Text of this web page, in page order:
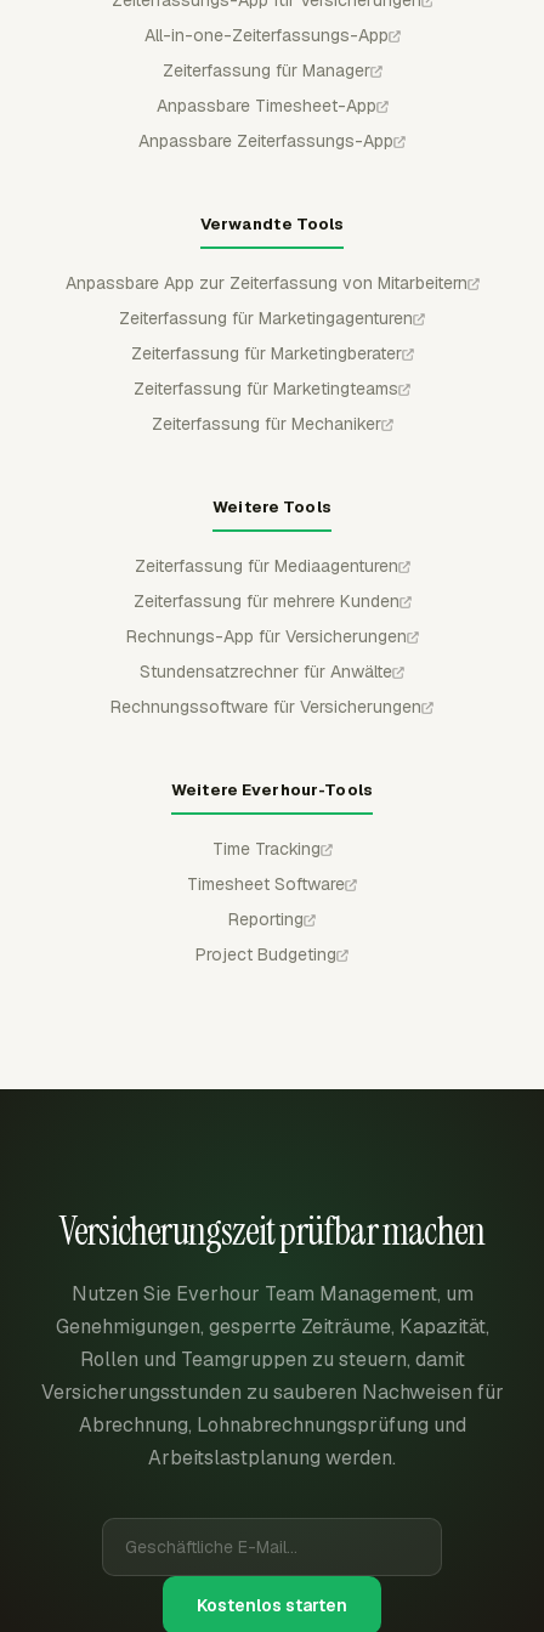
All-in-one-Zeiterfassungs-App
Zeiterfassung für Manager
Anpassbare Timesheet-App
Anpassbare Zeiterfassungs-App
Verwandte Tools
Anpassbare App zur Zeiterfassung von Mitarbeitern
Zeiterfassung für Marketingagenturen
Zeiterfassung für Marketingberater
Zeiterfassung für Marketingteams
Zeiterfassung für Mechaniker
Weitere Tools
Zeiterfassung für Mediaagenturen
Zeiterfassung für mehrere Kunden
Rechnungs-App für Versicherungen
Stundensatzrechner für Anwälte
Rechnungssoftware für Versicherungen
Weitere Everhour-Tools
Time Tracking
Timesheet Software
Reporting
Project Budgeting
Versicherungszeit prüfbar machen
Nutzen Sie Everhour Team Management, um
Genehmigungen, gesperrte Zeiträume, Kapazität,
Rollen und Teamgruppen zu steuern, damit
Versicherungsstunden zu sauberen Nachweisen für
Abrechnung, Lohnabrechnungsprüfung und
Arbeitslastplanung werden.
Kostenlos starten